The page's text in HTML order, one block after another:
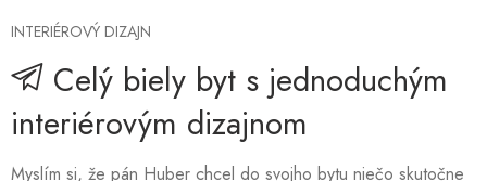
INTERIÉROVÝ DIZAJN
Celý biely byt s jednoduchým
interiérovým dizajnom
Myslím si, že pán Huber chcel do svojho bytu niečo skutočne